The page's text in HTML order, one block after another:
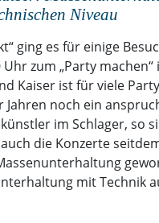
Niveau
ging es für einige
Uhr zum „Party machen“
Kaiser ist für viele
Jahren noch ein
im Schlager, so
die Konzerte
mit Technik